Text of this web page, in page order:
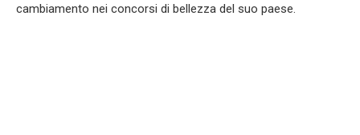
cambiamento nei concorsi di bellezza del suo paese.